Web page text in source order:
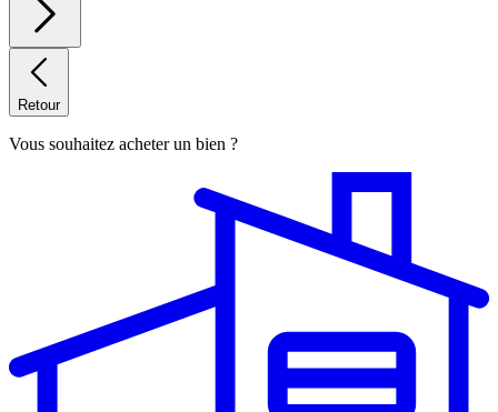
Retour
Vous souhaitez acheter un bien ?